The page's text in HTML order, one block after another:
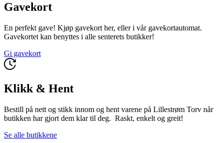
Gavekort
En perfekt gave! Kjøp gavekort her, eller i vår gavekortautomat.
Gavekortet kan benyttes i alle senterets butikker!
Gi gavekort
Klikk & Hent
Bestill på nett og stikk innom og hent varene på Lillestrøm Torv når
butikken har gjort dem klar til deg. Raskt, enkelt og greit!
Se alle butikkene